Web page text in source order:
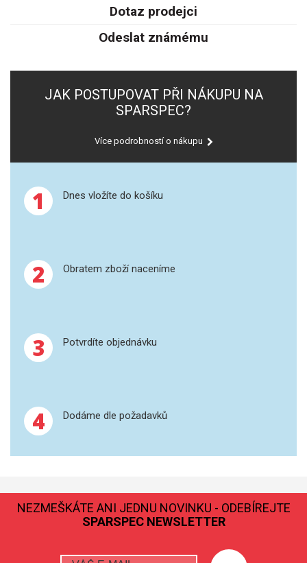
SPEKTROFOTOMETRY
OTEVŘENÝ ROZKLAD
MIKROVLNNÝ ROZKLAD
REAKČNÍ AUTOKLÁVY
LISOVÁNÍ
GRAFITOVÉ KELÍMKY
AFM SONDY
SNOM
KALIBRACE
Dotaz prodejci
Odeslat známému
JAK POSTUPOVAT PŘI NÁKUPU NA
SPARSPEC?
Více podrobností o nákupu
1 Dnes vložíte do košíku
2 Obratem zboží naceníme
3 Potvrdíte objednávku
4 Dodáme dle požadavků
NEZMEŠKÁTE ANI JEDNU NOVINKU - ODEBÍREJTE
SPARSPEC NEWSLETTER